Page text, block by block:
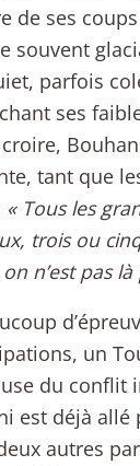
de ses
souvent
parfois
ses
tant que
« Tous les
trois ou
n’est pas
un
du conflit
est déjà
autres